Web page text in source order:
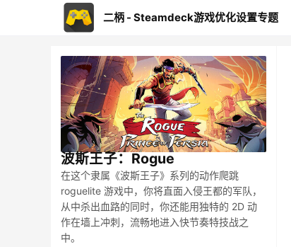
二柄 - Steamdeck游戏优化设置专题
波斯王子：Rogue
在这个隶属《波斯王子》系列的动作爬跳
roguelite 游戏中，你将直面入侵王都的军队，
从中杀出血路的同时，你还能用独特的 2D 动
作在墙上冲刺，流畅地进入快节奏特技战之
中。